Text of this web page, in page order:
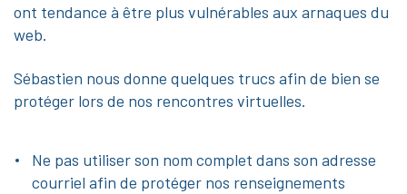
ont tendance à être plus vulnérables aux arnaques du
web.
Sébastien nous donne quelques trucs afin de bien se
protéger lors de nos rencontres virtuelles.
Ne pas utiliser son nom complet dans son adresse
courriel afin de protéger nos renseignements